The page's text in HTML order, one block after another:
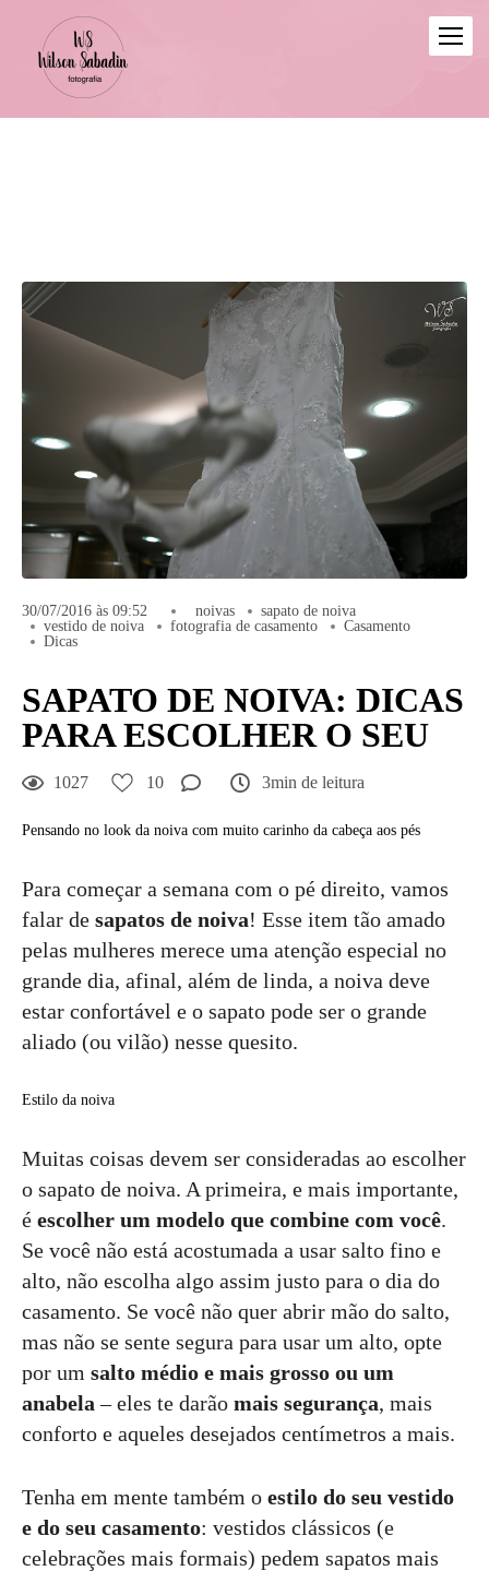
30/07/2016 às 09:52 noivas
sapato de noiva
vestido de noiva
fotografia de casamento
Casamento
Dicas
SAPATO DE NOIVA: DICAS
PARA ESCOLHER O SEU
1027 10 3min de leitura
Pensando no look da noiva com muito carinho da cabeça aos pés
Para começar a semana com o pé direito, vamos
falar de sapatos de noiva! Esse item tão amado
pelas mulheres merece uma atenção especial no
grande dia, afinal, além de linda, a noiva deve
estar confortável e o sapato pode ser o grande
aliado (ou vilão) nesse quesito.
Estilo da noiva
Muitas coisas devem ser consideradas ao escolher
o sapato de noiva. A primeira, e mais importante,
é escolher um modelo que combine com você.
Se você não está acostumada a usar salto fino e
alto, não escolha algo assim justo para o dia do
casamento. Se você não quer abrir mão do salto,
mas não se sente segura para usar um alto, opte
por um salto médio e mais grosso ou um
anabela – eles te darão mais segurança, mais
conforto e aqueles desejados centímetros a mais.
Tenha em mente também o estilo do seu vestido
e do seu casamento: vestidos clássicos (e
celebrações mais formais) pedem sapatos mais